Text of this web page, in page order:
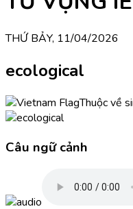
THỨ BẢY, 11/04/2026
ecological
Thuộc về
Câu ngữ cảnh